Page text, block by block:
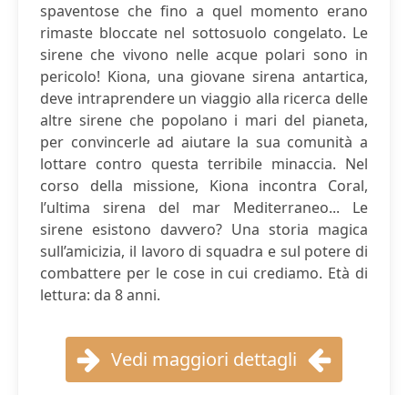
spaventose che fino a quel momento erano
rimaste bloccate nel sottosuolo congelato. Le
sirene che vivono nelle acque polari sono in
pericolo! Kiona, una giovane sirena antartica,
deve intraprendere un viaggio alla ricerca delle
altre sirene che popolano i mari del pianeta,
per convincerle ad aiutare la sua comunità a
lottare contro questa terribile minaccia. Nel
corso della missione, Kiona incontra Coral,
l’ultima sirena del mar Mediterraneo... Le
sirene esistono davvero? Una storia magica
sull’amicizia, il lavoro di squadra e sul potere di
combattere per le cose in cui crediamo. Età di
lettura: da 8 anni.
Vedi maggiori dettagli